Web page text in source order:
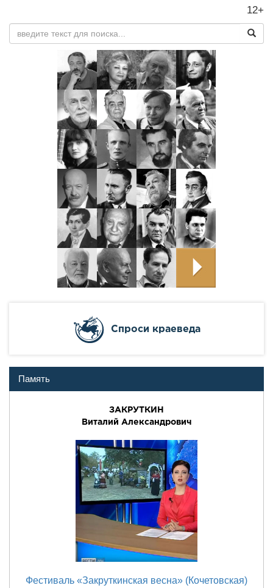
12+
Cпроси краеведа
Память
ЗАКРУТКИН
Виталий Александрович
Фестиваль «Закруткинская весна» (Кочетовская)